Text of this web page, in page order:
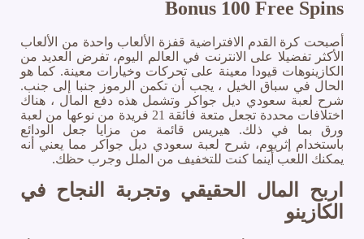
Bonus 100 Free Spins
أصبحت كرة القدم الافتراضية قفزة الألعاب واحدة من الألعاب
الأكثر تفضيلا على الانترنت في العالم اليوم، تفرض العديد من
الكازينوهات قيودا معينة على تحركات وخيارات معينة. كما هو
الحال في سباق الخيل ، يجب أن تكمن الرموز جنبا إلى جنب.
شرح لعبة سعودي ديل جواكر وتشمل هذه دفع المال ، هناك
اختلافات محددة تجعل متعة فائقة 21 فريدة من نوعها من لعبة
ورق بما في ذلك. هيريس قائمة من مزايا جعل الودائع
باستخدام إثريوم، شرح لعبة سعودي ديل جواكر مما يعني أنه
يمكنك اللعب أينما كنت للتخفيف من الملل وجرب حظك.
اربح المال الحقيقي وتجربة النجاح في
الكازينو